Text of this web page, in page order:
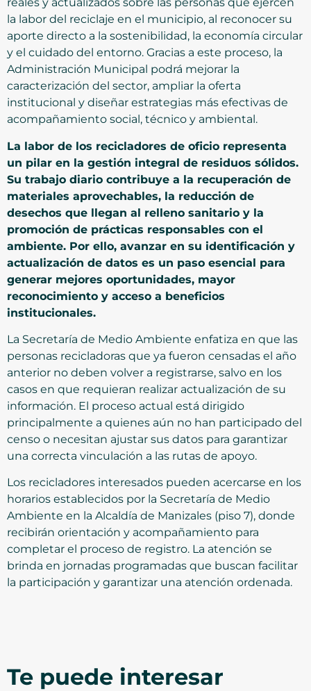
la labor del reciclaje en el municipio, al reconocer su
aporte directo a la sostenibilidad, la economía circular
y el cuidado del entorno. Gracias a este proceso, la
Administración Municipal podrá mejorar la
caracterización del sector, ampliar la oferta
institucional y diseñar estrategias más efectivas de
acompañamiento social, técnico y ambiental.
La labor de los recicladores de oficio representa
un pilar en la gestión integral de residuos sólidos.
Su trabajo diario contribuye a la recuperación de
materiales aprovechables, la reducción de
desechos que llegan al relleno sanitario y la
promoción de prácticas responsables con el
ambiente. Por ello, avanzar en su identificación y
actualización de datos es un paso esencial para
generar mejores oportunidades, mayor
reconocimiento y acceso a beneficios
institucionales.
La Secretaría de Medio Ambiente enfatiza en que las
personas recicladoras que ya fueron censadas el año
anterior no deben volver a registrarse, salvo en los
casos en que requieran realizar actualización de su
información. El proceso actual está dirigido
principalmente a quienes aún no han participado del
censo o necesitan ajustar sus datos para garantizar
una correcta vinculación a las rutas de apoyo.
Los recicladores interesados pueden acercarse en los
horarios establecidos por la Secretaría de Medio
Ambiente en la Alcaldía de Manizales (piso 7), donde
recibirán orientación y acompañamiento para
completar el proceso de registro. La atención se
brinda en jornadas programadas que buscan facilitar
la participación y garantizar una atención ordenada.
Te puede interesar